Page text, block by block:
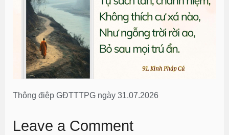
Thông điệp GĐTTTPG ngày 31.07.2026
Leave a Comment